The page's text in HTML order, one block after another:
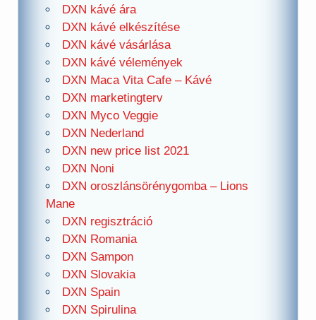
DXN kávé ára
DXN kávé elkészítése
DXN kávé vásárlása
DXN kávé vélemények
DXN Maca Vita Cafe – Kávé
DXN marketingterv
DXN Myco Veggie
DXN Nederland
DXN new price list 2021
DXN Noni
DXN oroszlánsörénygomba – Lions
Mane
DXN regisztráció
DXN Romania
DXN Sampon
DXN Slovakia
DXN Spain
DXN Spirulina